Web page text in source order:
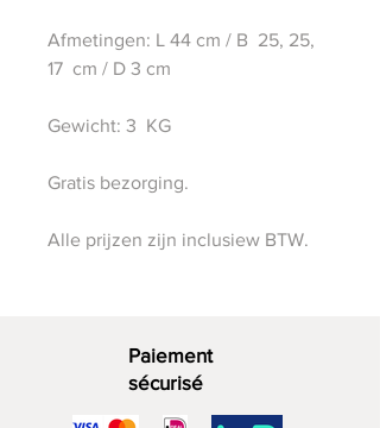
Afmetingen: L 44 cm / B 25, 25,
17 cm / D 3 cm
Gewicht: 3 KG
Gratis bezorging.
Alle prijzen zijn inclusiew BTW.
Paiement
sécurisé